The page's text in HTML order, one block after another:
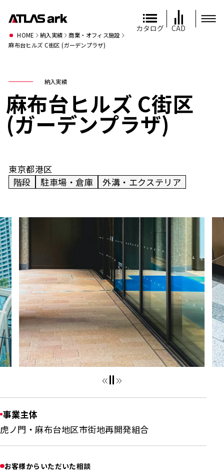
カタログ CAD
納入実績
麻布台ヒルズ C街区
(ガーデンプラザ)
東京都港区
階段
駐車場・倉庫 外溝・エクステリア
HOME 納入実績
商業・オフィス施設
麻布台ヒルズ C街区 (ガーデンプラザ)
事業主体
虎ノ門・麻布台地区市街地再開発組合
お客様からいただいた相談